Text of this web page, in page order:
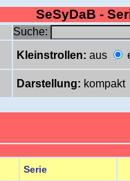
SeSyDaB -
Suche:
Kleinstrollen: aus
Darstellung: kompakt
Serie